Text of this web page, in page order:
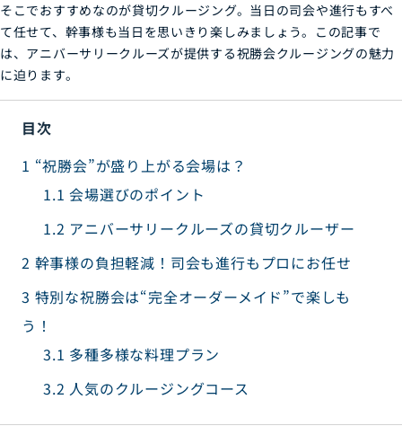
そこでおすすめなのが貸切クルージング。当日の司会や進行もすべ
て任せて、幹事様も当日を思いきり楽しみましょう。この記事で
は、アニバーサリークルーズが提供する祝勝会クルージングの魅力
に迫ります。
目次
1 “祝勝会”が盛り上がる会場は？
1.1 会場選びのポイント
1.2 アニバーサリークルーズの貸切クルーザー
2 幹事様の負担軽減！司会も進行もプロにお任せ
3 特別な祝勝会は“完全オーダーメイド”で楽しも
う！
3.1 多種多様な料理プラン
3.2 人気のクルージングコース